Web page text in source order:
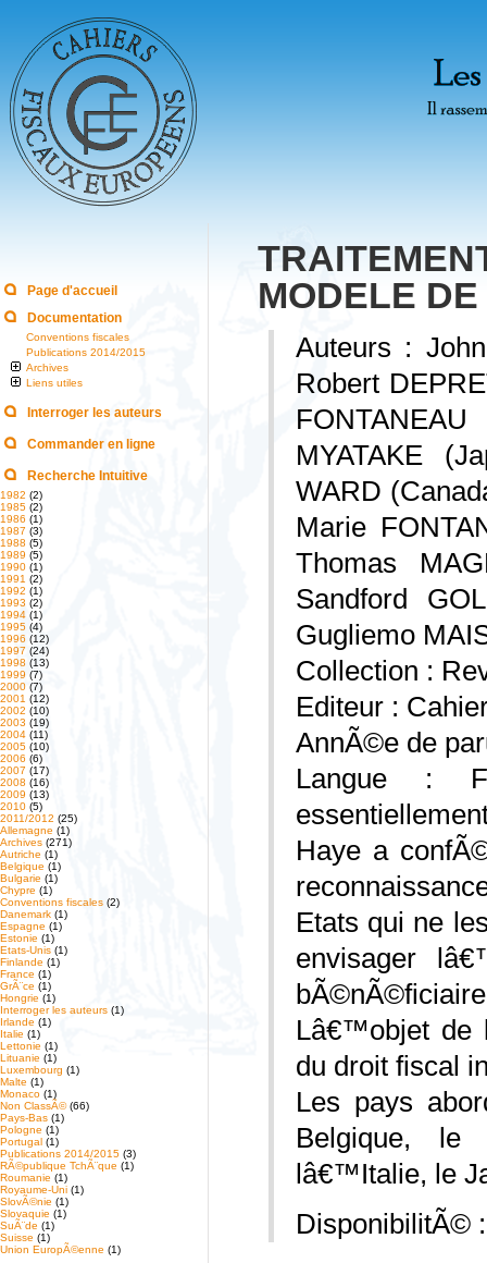
Page d'accueil
Documentation
Conventions fiscales
Publications 2014/2015
Archives
Liens utiles
Interroger les auteurs
Commander en ligne
Recherche Intuitive
1982 (2)
1985 (2)
1986 (1)
1987 (3)
1988 (5)
1989 (5)
1990 (1)
1991 (2)
1992 (1)
1993 (2)
1994 (1)
1995 (4)
1996 (12)
1997 (24)
1998 (13)
1999 (7)
2000 (7)
2001 (12)
2002 (10)
2003 (19)
2004 (11)
2005 (10)
2006 (6)
2007 (17)
2008 (16)
2009 (13)
2010 (5)
2011/2012 (25)
Allemagne (1)
Archives (271)
Autriche (1)
Belgique (1)
Bulgarie (1)
Chypre (1)
Conventions fiscales (2)
Danemark (1)
Espagne (1)
Estonie (1)
Etats-Unis (1)
Finlande (1)
France (1)
GrÃ¨ce (1)
Hongrie (1)
Interroger les auteurs (1)
Irlande (1)
Italie (1)
Lettonie (1)
Lituanie (1)
Luxembourg (1)
Malte (1)
Monaco (1)
Non ClassÃ©(66)
Pays-Bas (1)
Pologne (1)
Portugal (1)
Publications 2014/2015 (3)
RÃ©publique TchÃ¨que (1)
Roumanie (1)
Royaume-Uni (1)
SlovÃ©nie (1)
Slovaquie (1)
SuÃ¨de (1)
Suisse (1)
Union EuropÃ©enne (1)
MODELE
Auteurs :
Robert
MYATAKE
WARD
Marie
Thomas
Sandford
Gugliemo
Collection :
Editeur :
AnnÃ©e de
Langue :
Haye a
Etats qui ne
envisager
Lâ€™objet de
du droit fiscal
Les pays
Belgique, le
lâ€™Italie, le
DisponibilitÃ©